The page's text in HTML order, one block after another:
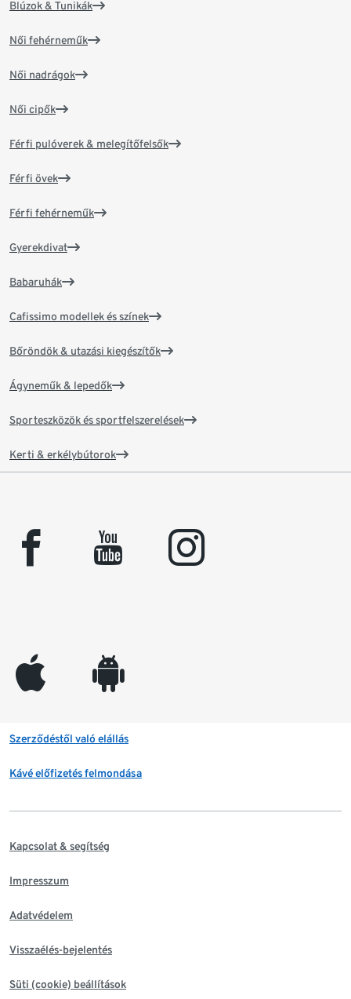
Blúzok & Tunikák
Női fehérneműk
Női nadrágok
Női cipők
Férfi pulóverek & melegítőfelsők
Férfi övek
Férfi fehérneműk
Gyerekdivat
Babaruhák
Cafissimo modellek és színek
Bőröndök & utazási kiegészítők
Ágyneműk & lepedők
Sporteszközök és sportfelszerelések
Kerti & erkélybútorok
facebook youtube instagram
appleinc android
Szerződéstől való elállás
Kávé előfizetés felmondása
Kapcsolat & segítség
Impresszum
Adatvédelem
Visszaélés-bejelentés
Süti (cookie) beállítások